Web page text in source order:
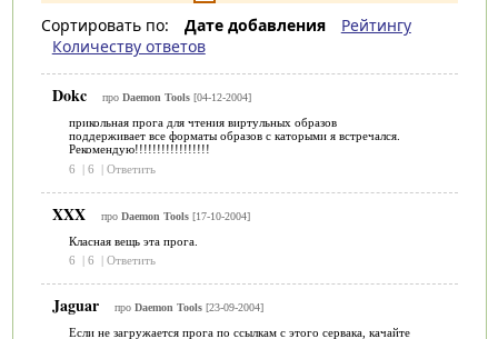
Сортировать по: Дате добавления
Рейтингу
Количеству ответов
Dokc про Daemon Tools [04-12-2004]
прикольная прога для чтения виртульных образов
поддерживает все форматы образов с каторыми я встречался.
Рекомендую!!!!!!!!!!!!!!!!!
6
| 6 | Ответить
XXX про Daemon Tools [17-10-2004]
Класная вещь эта прога.
6
| 6 | Ответить
Jaguar про Daemon Tools [23-09-2004]
Если не загружается прога по ссылкам с этого сервака, качайте